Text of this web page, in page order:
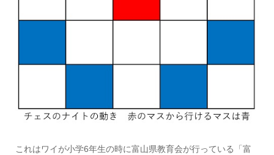
これはワイが小学6年生の時に富山県教育会が行っている「富